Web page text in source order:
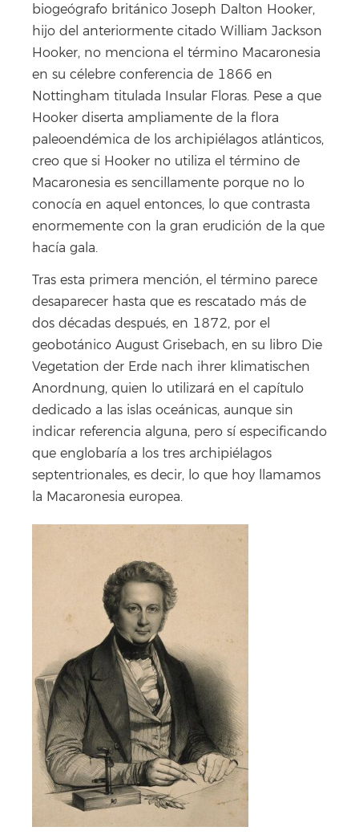
biogeógrafo británico Joseph Dalton Hooker,
hijo del anteriormente citado William Jackson
Hooker, no menciona el término Macaronesia
en su célebre conferencia de 1866 en
Nottingham titulada Insular Floras. Pese a que
Hooker diserta ampliamente de la flora
paleoendémica de los archipiélagos atlánticos,
creo que si Hooker no utiliza el término de
Macaronesia es sencillamente porque no lo
conocía en aquel entonces, lo que contrasta
enormemente con la gran erudición de la que
hacía gala.
Tras esta primera mención, el término parece
desaparecer hasta que es rescatado más de
dos décadas después, en 1872, por el
geobotánico August Grisebach, en su libro Die
Vegetation der Erde nach ihrer klimatischen
Anordnung, quien lo utilizará en el capítulo
dedicado a las islas oceánicas, aunque sin
indicar referencia alguna, pero sí especificando
que englobaría a los tres archipiélagos
septentrionales, es decir, lo que hoy llamamos
la Macaronesia europea.